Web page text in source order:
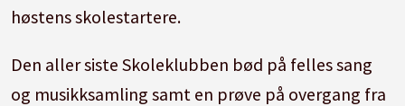
høstens skolestartere.
Den aller siste Skoleklubben bød på felles sang
og musikksamling samt en prøve på overgang fra